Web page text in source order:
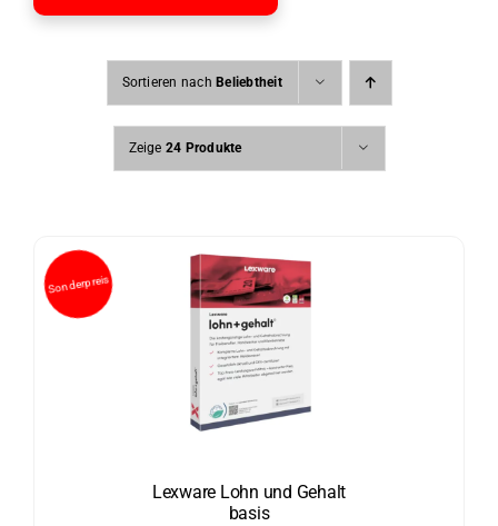
Sortieren nach Beliebtheit
Zeige 24 Produkte
Lexware Lohn und Gehalt
basis